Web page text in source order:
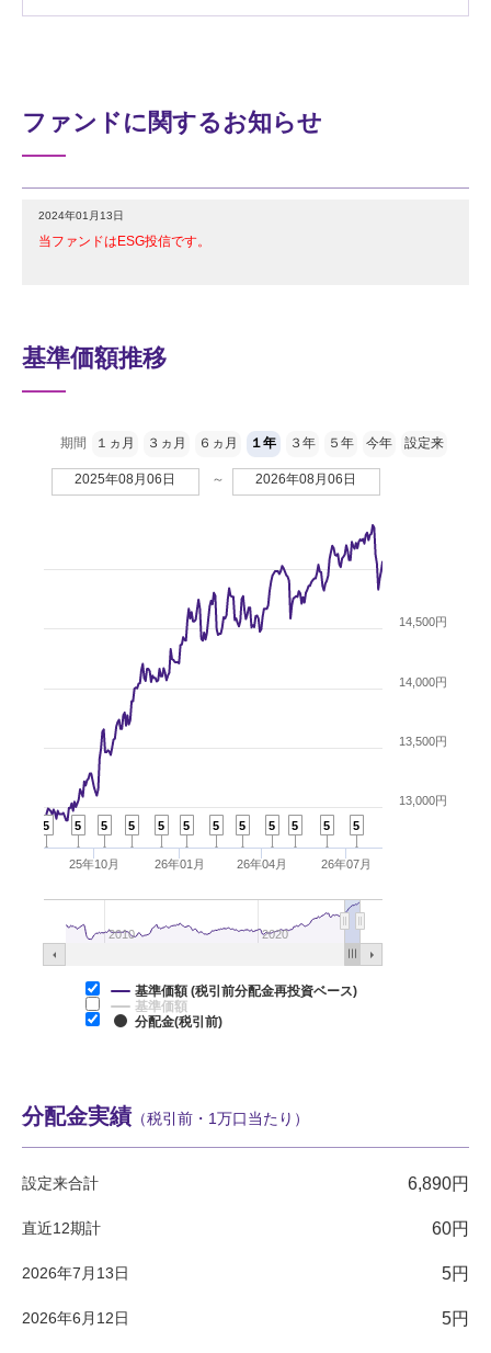
ファンドに関するお知らせ
2024年01月13日
当ファンドはESG投信です。
基準価額推移
5
5
5
5
5
5
5
5
5
5
5
5
26年01月 26年07月
25年10月 26年04月
2010 2020
13,000円
13,500円
14,000円
14,500円
期間 １ヵ月 ３ヵ月 ６ヵ月 １年 ３年 ５年 今年 設定来
2025年08月06日 ～ 2026年08月06日
基準価額 (税引前分配金再投資ベース)
基準価額
分配金(税引前)
分配金実績（税引前・1万口当たり）
設定来合計 6,890円
直近12期計 60円
2026年7月13日 5円
2026年6月12日 5円